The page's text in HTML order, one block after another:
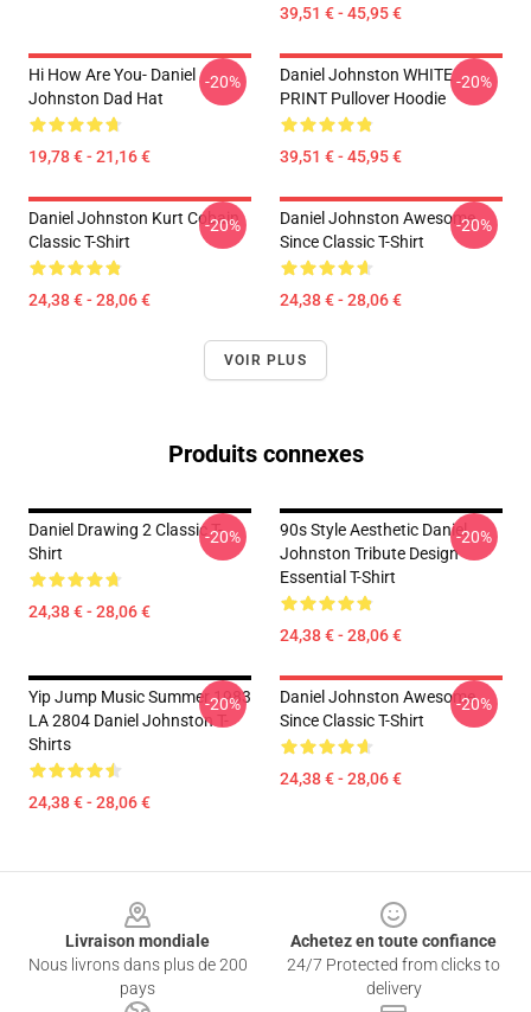
39,51 € - 45,95 €
Hi How Are You- Daniel
Johnston Dad Hat
19,78 € - 21,16 €
-20%
Daniel Johnston WHITE
PRINT Pullover Hoodie
39,51 € - 45,95 €
-20%
Daniel Johnston Kurt Cobain
Classic T-Shirt
24,38 € - 28,06 €
-20%
Daniel Johnston Awesome
Since Classic T-Shirt
24,38 € - 28,06 €
-20%
VOIR PLUS
Produits connexes
Daniel Drawing 2 Classic T-
Shirt
24,38 € - 28,06 €
-20%
90s Style Aesthetic Daniel
Johnston Tribute Design
Essential T-Shirt
24,38 € - 28,06 €
-20%
Yip Jump Music Summer 1983
LA 2804 Daniel Johnston T-
Shirts
24,38 € - 28,06 €
-20%
Daniel Johnston Awesome
Since Classic T-Shirt
24,38 € - 28,06 €
-20%
Livraison mondiale
Nous livrons dans plus de 200
pays
Achetez en toute confiance
24/7 Protected from clicks to
delivery